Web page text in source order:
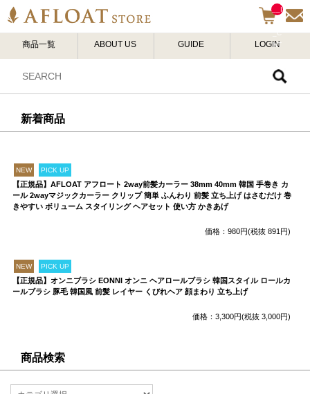
__I
TM
_C
NT
商品一覧 ABOUT US GUIDE LOGIN
新着商品
NEW PICK UP
【正規品】AFLOAT アフロート 2way前髪カーラー 38mm 40mm 韓国 手巻き カ
ール 2wayマジックカーラー クリップ 簡単 ふんわり 前髪 立ち上げ はさむだけ 巻
きやすい ボリューム スタイリング ヘアセット 使い方 かきあげ
価格：980円(税抜 891円)
NEW PICK UP
【正規品】オンニブラシ EONNI オンニ ヘアロールブラシ 韓国スタイル ロールカ
ールブラシ 豚毛 韓国風 前髪 レイヤー くびれヘア 顔まわり 立ち上げ
価格：3,300円(税抜 3,000円)
商品検索